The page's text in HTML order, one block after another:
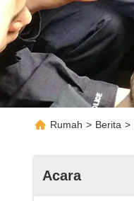
Rumah > Berita >
Acara